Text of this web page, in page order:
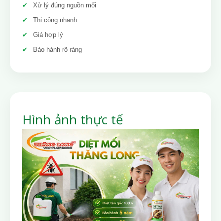
Xử lý đúng nguồn mối
Thi công nhanh
Giá hợp lý
Bảo hành rõ ràng
Hình ảnh thực tế